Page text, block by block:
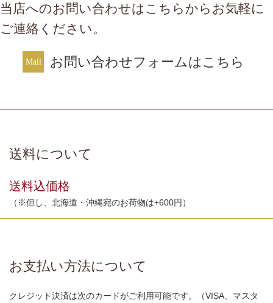
当店へのお問い合わせはこちらからお気軽に
ご連絡ください。
お問い合わせフォームはこちら
送料について
送料込価格
（※但し、北海道・沖縄宛のお荷物は+600円）
お支払い方法について
クレジット決済は次のカードがご利用可能です。（VISA、マスタ